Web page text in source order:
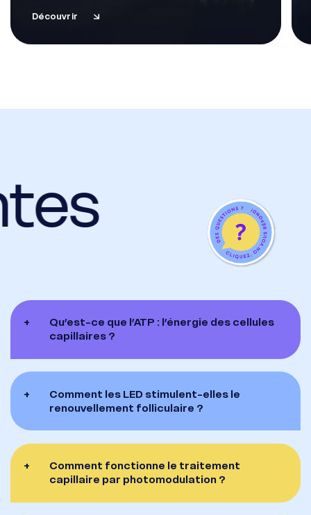
Découvrir
+
Qu’est-ce que l’ATP : l’énergie des cellules
capillaires ?
+
Comment les LED stimulent-elles le
renouvellement folliculaire ?
+
Comment fonctionne le traitement
capillaire par photomodulation ?